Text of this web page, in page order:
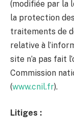
(modifiée par la
la protection
traitements de
relative à
site n’a pas fait
Commission
(www.cnil.fr).
Litiges :